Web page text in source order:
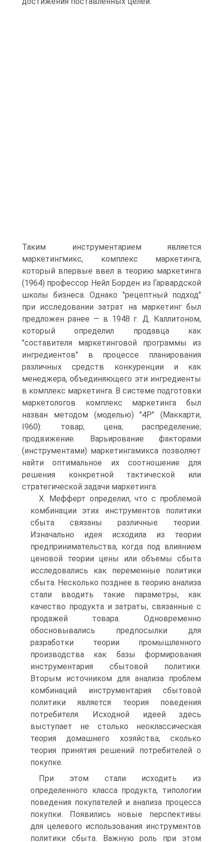
Таким инструментарием является
маркетингмикс, комплекс маркетинга,
который впервые ввел в теорию маркетинга
(1964) профессор Нейл Борден из Гарвардской
школы бизнеса. Однако "рецептный подход"
при исследовании затрат на маркетинг был
предложен ранее — в 1948 г. Д. Каллитоном,
который определил продавца как
"составителя маркетинговой программы из
ингредиентов" в процессе планирования
различных средств конкуренции и как
менеджера, объединяющего эти ингредиенты
в комплекс маркетинга. В системе подготовки
маркетологов комплекс маркетинга был
назван методом (моделью) "4Р" (Маккарти,
I960): товар; цена; распределение;
продвижение. Варьирование факторами
(инструментами) маркетингамикса позволяет
найти оптимальное их соотношение для
решения конкретной тактической или
стратегической задачи маркетинга.
X. Мефферт определил, что с проблемой
комбинации этих инструментов политики
сбыта связаны различные теории.
Изначально идея исходила из теории
предпринимательства, когда под влиянием
ценовой теории цены или объемы сбыта
исследовались как переменные политики
сбыта. Несколько позднее в теорию анализа
стали вводить такие параметры, как
качество продукта и затраты, связанные с
продажей товара. Одновременно
обосновывались предпосылки для
разработки теории промышленного
производства как базы формирования
инструментария сбытовой политики.
Вторым источником для анализа проблем
комбинаций инструментария сбытовой
политики является теория поведения
потребителя. Исходной идеей здесь
выступает не столько неоклассическая
теория домашнего хозяйства, сколько
теория принятия решений потребителей о
покупке.
При этом стали исходить из
определенного класса продукта, типологии
поведения покупателей и анализа процесса
покупки. Появились новые перспективы
для целевого использования инструментов
политики сбыта. Важную роль при этом